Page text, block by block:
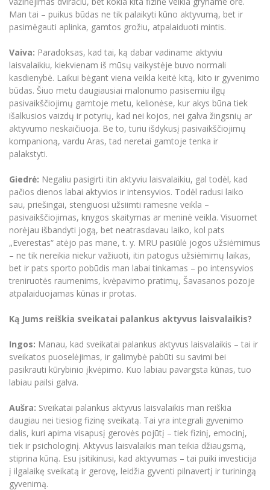
Profesinė sąjunga
Kontaktų paieška
Man tai – puikus būdas ne tik palaikyti kūno aktyvumą, bet ir
pasimėgauti aplinka, gamtos grožiu, atpalaiduoti mintis.
Vaiva: Paradoksas, kad tai, ką dabar vadiname aktyviu
laisvalaikiu, kiekvienam iš mūsų vaikystėje buvo normali
kasdienybė. Laikui bėgant viena veikla keitė kitą, kito ir gyvenimo
būdas. Šiuo metu daugiausiai malonumo pasisemiu ilgų
pasivaikščiojimų gamtoje metu, kelionėse, kur akys būna tiek
išalkusios vaizdų ir potyrių, kad nei kojos, nei galva žingsnių ar
aktyvumo neskaičiuoja. Be to, turiu išdykusį pasivaikščiojimų
kompanioną, vardu Aras, tad neretai gamtoje tenka ir
palakstyti.
Giedrė: Negaliu pasigirti itin aktyviu laisvalaikiu, gal todėl, kad
pačios dienos labai aktyvios ir intensyvios. Todėl radusi laiko
sau, priešingai, stengiuosi užsiimti ramesne veikla –
pasivaikščiojimas, knygos skaitymas ar meninė veikla. Visuomet
norėjau išbandyti jogą, bet neatrasdavau laiko, kol pats
„Everestas“ atėjo pas mane, t. y. MRU pasiūlė jogos užsiėmimus
– ne tik nereikia niekur važiuoti, itin patogus užsiėmimų laikas,
bet ir pats sporto pobūdis man labai tinkamas – po intensyvios
treniruotės raumenims, kvėpavimo pratimų, Šavasanos pozoje
atpalaiduojamas kūnas ir protas.
Ką Jums reiškia sveikatai palankus aktyvus laisvalaikis?
Ingos: Manau, kad sveikatai palankus aktyvus laisvalaikis – tai ir
sveikatos puoselėjimas, ir galimybė pabūti su savimi bei
pasikrauti kūrybinio įkvėpimo. Kuo labiau pavargsta kūnas, tuo
labiau pailsi galva.
Aušra: Sveikatai palankus aktyvus laisvalaikis man reiškia
daugiau nei tiesiog fizinę sveikatą. Tai yra integrali gyvenimo
dalis, kuri apima visapusį gerovės pojūtį – tiek fizinį, emocinį,
tiek ir psichologinį. Aktyvus laisvalaikis man teikia džiaugsmą,
stiprina kūną. Esu įsitikinusi, kad aktyvumas – tai puiki investicija
į ilgalaikę sveikatą ir gerovę, leidžia gyventi pilnavertį ir turiningą
gyvenimą.